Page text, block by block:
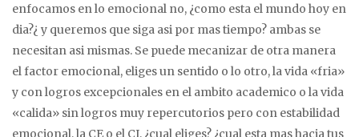
enfocamos en lo emocional no, ¿como esta el mundo hoy en
dia?¿ y queremos que siga asi por mas tiempo? ambas se
necesitan asi mismas. Se puede mecanizar de otra manera
el factor emocional, eliges un sentido o lo otro, la vida «fria»
y con logros excepcionales en el ambito academico o la vida
«calida» sin logros muy repercutorios pero con estabilidad
emocional, la CE o el CI, ¿cual eliges? ¿cual esta mas hacia tus